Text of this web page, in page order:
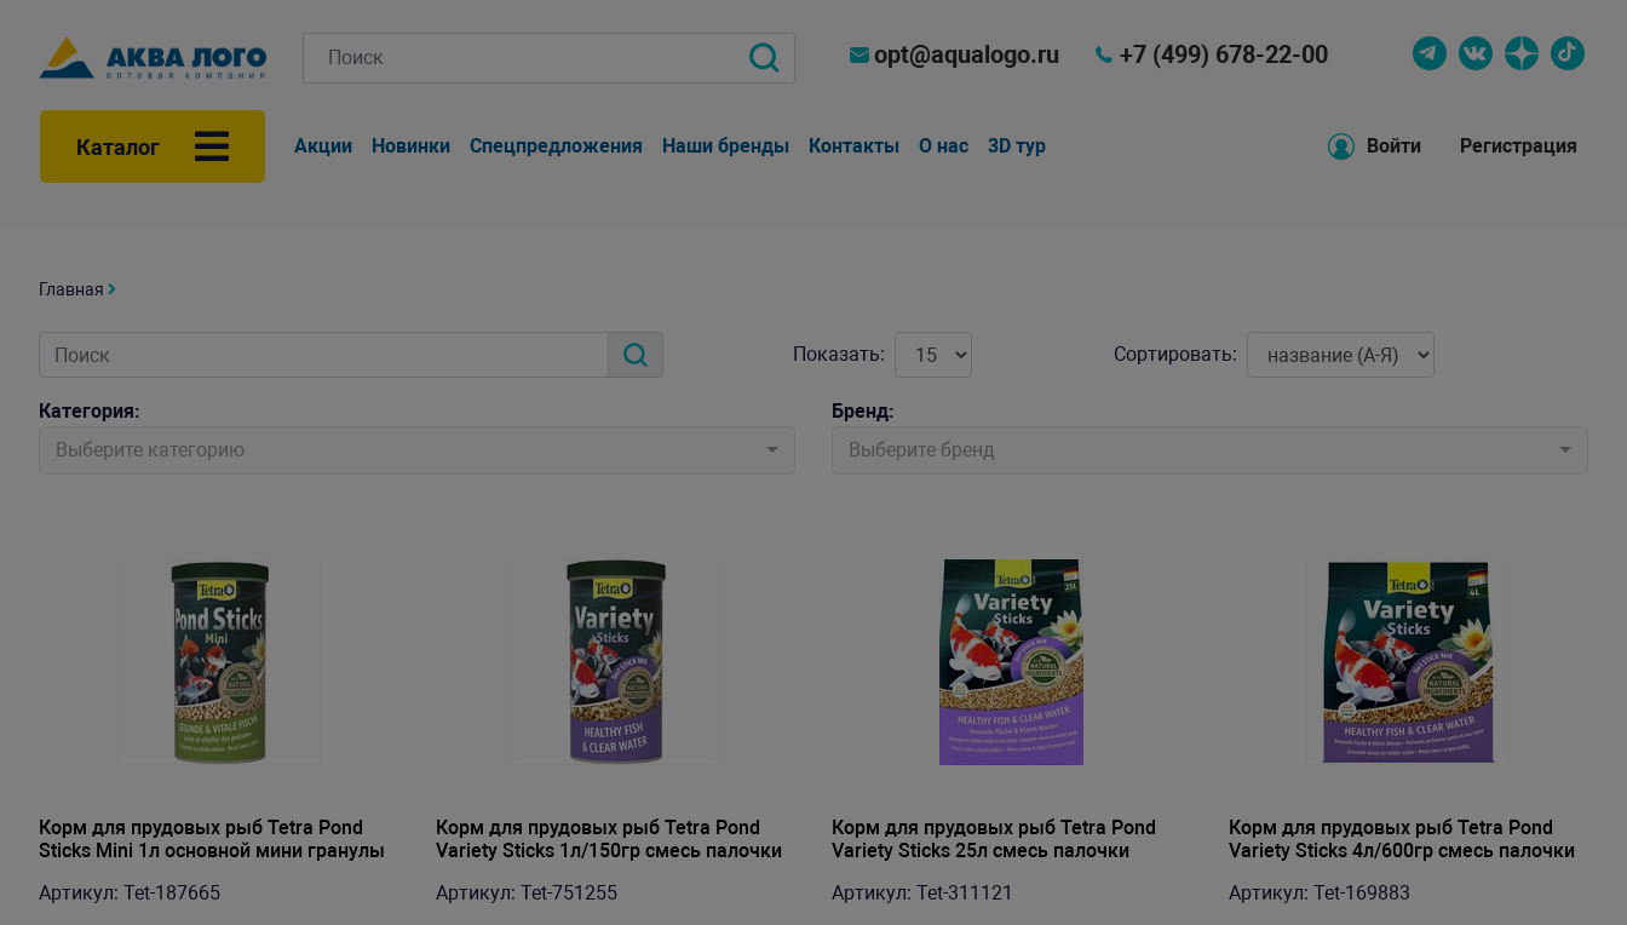
opt@aqualogo.ru +7 (499) 678-22-00
Каталог Акции Новинки Спецпредложения Наши бренды Контакты О нас 3D тур Войти Регистрация
Главная
Показать: Сортировать:
Категория:
Выберите категорию
Бренд:
Выберите бренд
Корм для прудовых рыб Tetra Pond
Sticks Mini 1л основной мини гранулы
Артикул: Tet-187665
Корм для прудовых рыб Tetra Pond
Variety Sticks 1л/150гр смесь палочки
Артикул: Tet-751255
Корм для прудовых рыб Tetra Pond
Variety Sticks 25л смесь палочки
Артикул: Tet-311121
Корм для прудовых рыб Tetra Pond
Variety Sticks 4л/600гр смесь палочки
Артикул: Tet-169883